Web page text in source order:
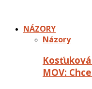
NÁZORY
Názory
MOV: